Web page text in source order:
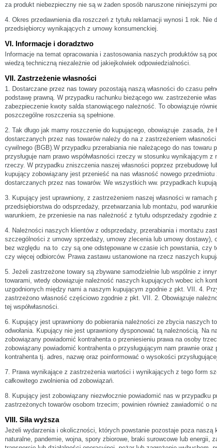
za produkt niebezpieczny nie są w żaden sposób naruszone niniejszymi
4. Okres przedawnienia dla roszczeń z tytułu reklamacji wynosi 1 rok. Nie
przedsiębiorcy wynikających z umowy konsumenckiej.
VI. Informacje i doradztwo
Informacje na temat opracowania i zastosowania naszych produktów są
wiedzą techniczną niezależnie od jakiejkolwiek odpowiedzialności.
VII. Zastrzeżenie własności
1. Dostarczane przez nas towary pozostają naszą własności do czasu
podstawę prawną. W przypadku rachunku bieżącego ww. zastrzeżenie
zabezpieczenie kwoty salda stanowiącego należność. To obowiązuje
poszczególne roszczenia są spełnione.
2. Tak długo jak mamy roszczenie do kupującego, obowiązuje zasada, że
dostarczanych przez nas towarów należy do na z zastrzeżeniem
cywilnego (BGB).W przypadku przerabiania nie należącego do nas towaru
przysługuje nam prawo współwłasności rzeczy w stosunku wynikającym
rzeczy. W przypadku zniszczenia naszej własności poprzez przebudowę
kupujący zobowiązany jest przenieść na nas własność nowego
dostarczanych przez nas towarów. We wszystkich ww. przypadkach
3. Kupujący jest uprawniony, z zastrzeżeniem naszej własności w ramach
przedsiębiorstwa do odsprzedaży, przetwarzania lub montażu, pod
warunkiem, że przeniesie na nas należność z tytułu odsprzedaży zgodnie
4. Należności naszych klientów z odsprzedaży, przerabiania i montażu
szczególności z umowy sprzedaży, umowy zlecenia lub umowy dostawy),
bez względu na to czy są one odstępowane w czasie ich powstania, czy
czy więcej odbiorców. Prawa zastawu ustanowione na rzecz naszych
5. Jeżeli zastrzeżone towary są zbywane samodzielnie lub wspólnie z
towarami, wtedy obowiązuje należność naszych kupujących wobec ich
uzgodnionych między nami a naszym kupującym zgodnie z pkt. VII. 4.
zastrzeżono własność częściowo zgodnie z pkt. VII. 2. Obowiązuje
tej współwłasności.
6. Kupujący jest uprawniony do pobierania należności ze zbycia naszych
odwołania. Kupujący nie jest uprawniony dysponować tą należnością. Na
zobowiązany powiadomić kontrahenta o przeniesieniu prawa na osoby
zobowiązany powiadomić kontrahenta o przysługującym nam prawnie
kontrahenta tj. adres, nazwę oraz poinformować o wysokości
7. Prawa wynikające z zastrzeżenia wartości i wynikających z tego form
całkowitego zwolnienia od zobowiązań.
8. Kupujący jest zobowiązany niezwłocznie powiadomić nas w przypadku
zastrzeżonych towarów osobom trzecim; powinien również zawiadomić o
VIII. Siła wyższa
Jeżeli wydarzenia i okoliczności, których powstanie pozostaje poza naszą
naturalne, pandemie, wojna, spory zbiorowe, braki surowcowe lub energii,